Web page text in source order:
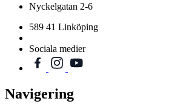
Nyckelgatan 2-6
589 41 Linköping
Sociala medier
Navigering